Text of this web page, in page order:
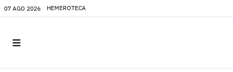
07 AGO 2026 HEMEROTECA